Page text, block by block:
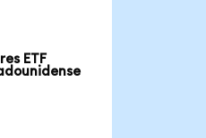
ETF